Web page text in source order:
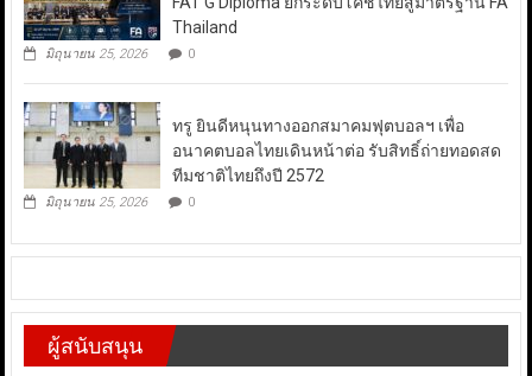
Thailand
มิถุนายน 25, 2026 0
ทรู ยินดีหนุนทางออกสมาคมฟุตบอลฯ เพื่อ
อนาคตบอลไทยเดินหน้าต่อ รับสิทธิ์ถ่ายทอดสด
ทีมชาติไทยถึงปี 2572
มิถุนายน 25, 2026 0
ผู้สนับสนุน